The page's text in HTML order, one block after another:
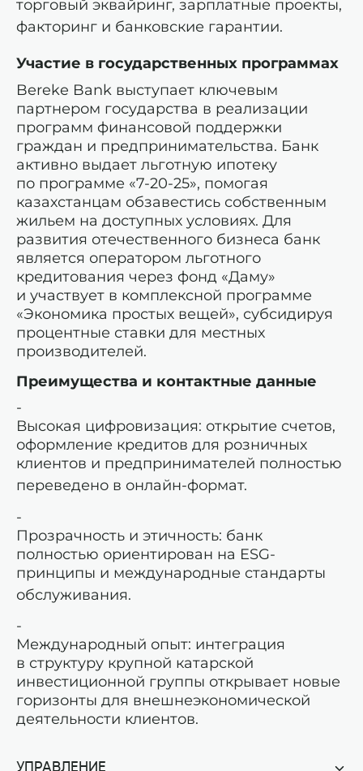
торговый эквайринг, зарплатные проекты,
факторинг и банковские гарантии.
Участие в государственных программах
Bereke Bank выступает ключевым
партнером государства в реализации
программ финансовой поддержки
граждан и предпринимательства. Банк
активно выдает льготную ипотеку
по программе «7-20-25», помогая
казахстанцам обзавестись собственным
жильем на доступных условиях. Для
развития отечественного бизнеса банк
является оператором льготного
кредитования через фонд «Даму»
и участвует в комплексной программе
«Экономика простых вещей», субсидируя
процентные ставки для местных
производителей.
Преимущества и контактные данные
Высокая цифровизация: открытие счетов,
оформление кредитов для розничных
клиентов и предпринимателей полностью
переведено в онлайн-формат.
Прозрачность и этичность: банк
полностью ориентирован на ESG-
принципы и международные стандарты
обслуживания.
Международный опыт: интеграция
в структуру крупной катарской
инвестиционной группы открывает новые
горизонты для внешнеэкономической
деятельности клиентов.
УПРАВЛЕНИЕ